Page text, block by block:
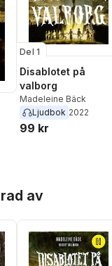
Del 1
Disablotet på
valborg
Madeleine Bäck
Ljudbok 2022
99 kr
av